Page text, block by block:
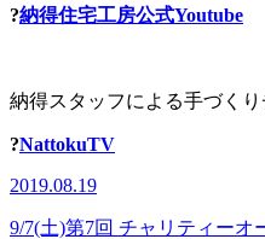
?納得住宅工房公式Youtube
納得スタッフによる手づく
?NattokuTV
2019.08.19
9/7(土)第7回 チャリティー